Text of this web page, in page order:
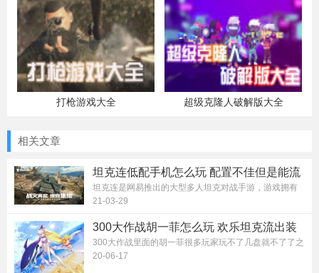
打枪游戏大全 超级克隆人破解版大全
相关文章
坦克连低配手机怎么玩 配置不佳但是能流
畅运行的办法介绍
坦克连是网易推出的大型多人坦克对战手游，游戏拥有
电影画质呈现，画质高往往说明对手...
21-03-29
300大作战胡一菲怎么玩 欢乐坦克流出装
攻略
300大作战里面的胡一菲很多玩家玩不了几盘就不了了之
了，认为这个玩家太脆了，根本不够...
20-06-17